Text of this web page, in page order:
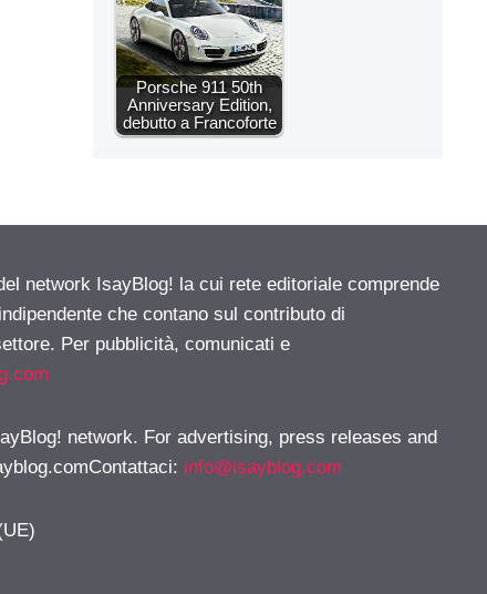
Porsche 911 50th
Anniversary Edition,
debutto a Francoforte
network IsayBlog! la cui rete editoriale comprende
che contano sul contributo di
Per pubblicità, comunicati e
network. For advertising, press releases and
: info@isayblog.com